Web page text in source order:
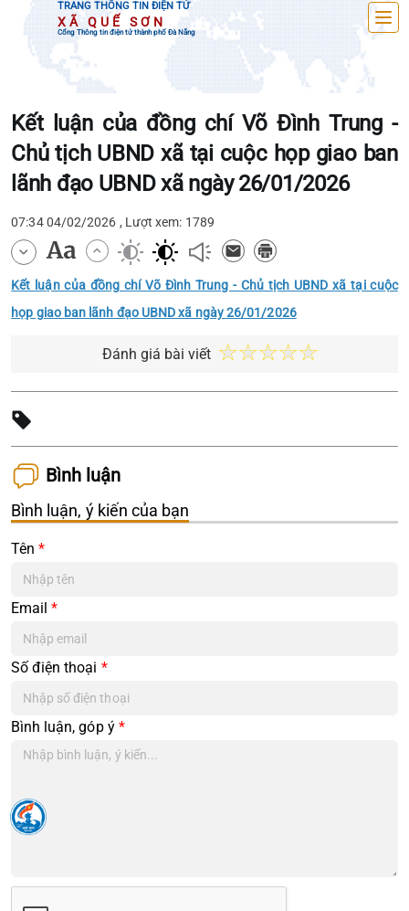
TRANG THÔNG TIN ĐIỆN TỬ
XÃ QUẾ SƠN
Cổng Thông tin điện tử thành phố Đà Nẵng
Kết luận của đồng chí Võ Đình Trung -
Chủ tịch UBND xã tại cuộc họp giao ban
lãnh đạo UBND xã ngày 26/01/2026
07:34 04/02/2026 , Lượt xem: 1789
Kết luận của đồng chí Võ Đình Trung - Chủ tịch UBND xã tại cuộc
họp giao ban lãnh đạo UBND xã ngày 26/01/2026
Đánh giá bài viết
Bình luận
Bình luận, ý kiến của bạn
Tên*
Email*
Số điện thoại *
Bình luận, góp ý *